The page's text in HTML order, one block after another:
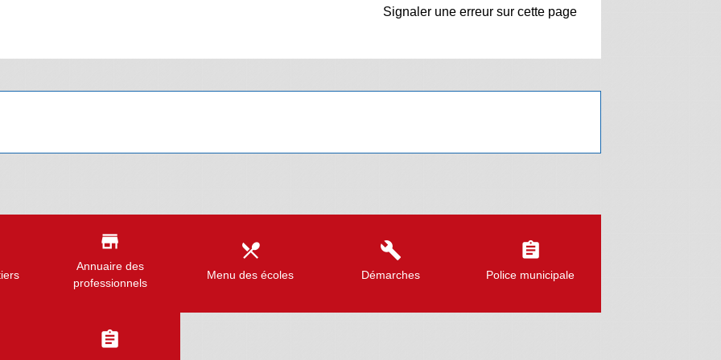
Signaler une erreur sur cette page
store
Annuaire des
professionnels
local_dining
Menu des écoles
build
Démarches
assignment
Police municipale
assignment